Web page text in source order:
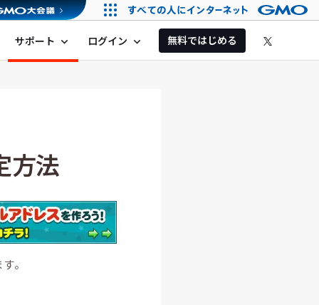
サポート expand_more ログイン expand_more 無料ではじめる
方法
。